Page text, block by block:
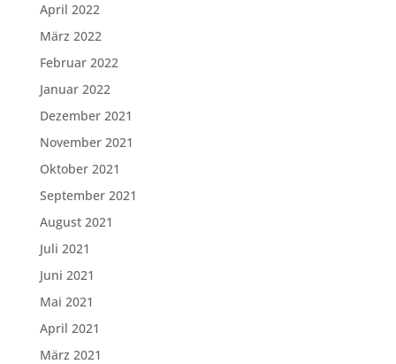
April 2022
März 2022
Februar 2022
Januar 2022
Dezember 2021
November 2021
Oktober 2021
September 2021
August 2021
Juli 2021
Juni 2021
Mai 2021
April 2021
März 2021